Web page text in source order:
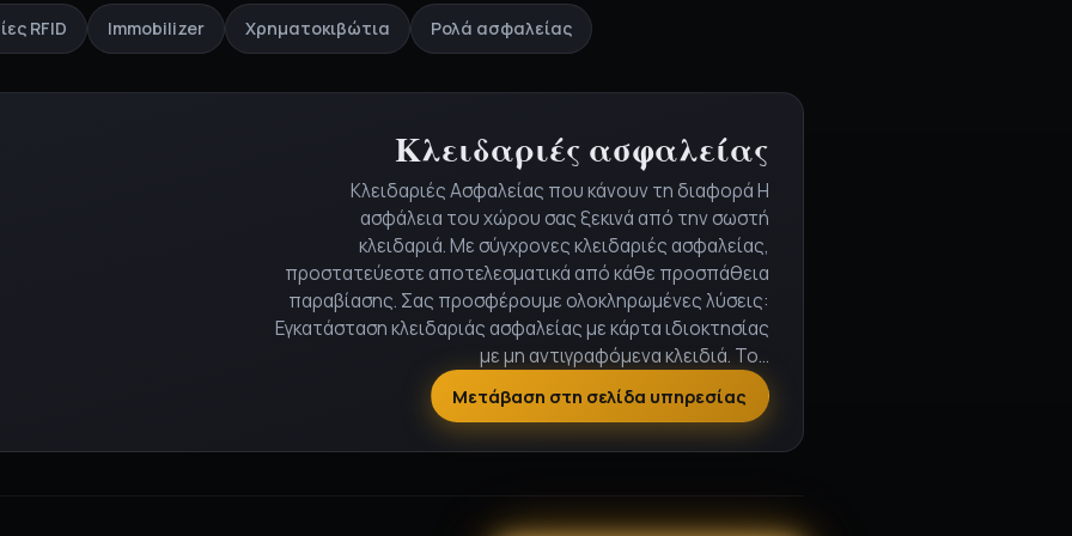
RFID Immobilizer Χρηματοκιβώτια Ρολά ασφαλείας
Κλειδαριές ασφαλείας
Κλειδαριές Ασφαλείας που κάνουν τη διαφορά Η
ασφάλεια του χώρου σας ξεκινά από την σωστή
κλειδαριά. Με σύγχρονες κλειδαριές ασφαλείας,
προστατεύεστε αποτελεσματικά από κάθε προσπάθεια
παραβίασης. Σας προσφέρουμε ολοκληρωμένες λύσεις:
Εγκατάσταση κλειδαριάς ασφαλείας με κάρτα ιδιοκτησίας
με μη αντιγραφόμενα κλειδιά. Το…
Μετάβαση στη σελίδα υπηρεσίας